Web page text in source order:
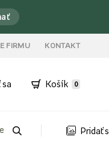
FIRMU KONTAKT
sa Košík 0
Pridať